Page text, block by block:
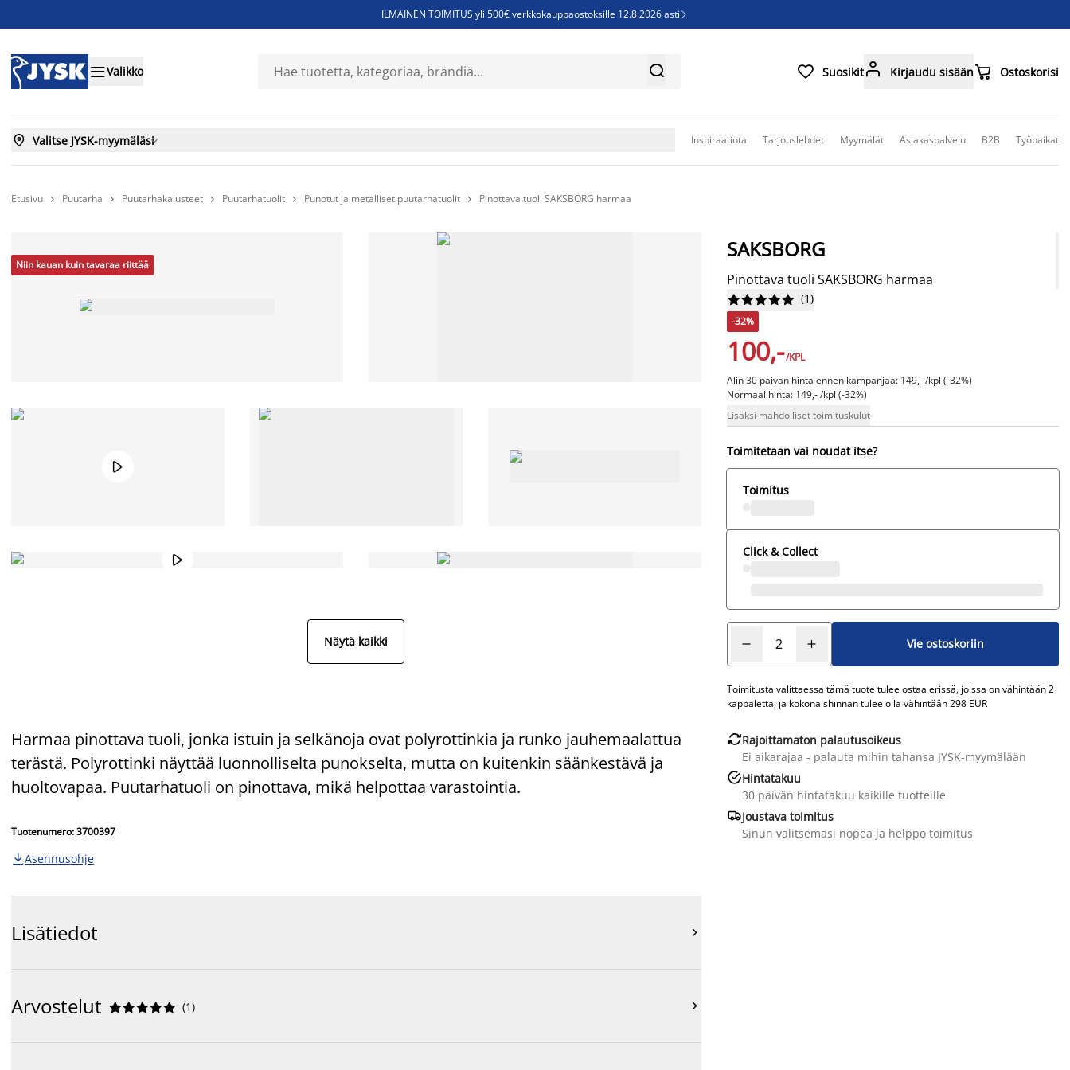
ILMAINEN TOIMITUS yli 500€ verkkokauppaostoksille 12.8.2026 asti 
Sijauspatjoja - Säästä jopa 60%
Valikko   Suosikit Kirjaudu sisään Ostoskorisi
 Valitse JYSK-myymäläsi Inspiraatiota Tarjouslehdet Myymälät Asiakaspalvelu B2B Työpaikat
Etusivu  Puutarha  Puutarhakalusteet  Puutarhatuolit  Punotut ja metalliset puutarhatuolit  Pinottava tuoli SAKSBORG harmaa
Niin kauan kuin tavaraa riittää


Näytä kaikki
Harmaa pinottava tuoli, jonka istuin ja selkänoja ovat polyrottinkia ja runko jauhemaalattua
terästä. Polyrottinki näyttää luonnolliselta punokselta, mutta on kuitenkin säänkestävä ja
huoltovapaa. Puutarhatuoli on pinottava, mikä helpottaa varastointia.
Tuotenumero: 3700397
 Asennusohje
Lisätiedot 
Arvostelut 




 (1) 
SAKSBORG
Pinottava tuoli SAKSBORG harmaa





 (1)
-32%
100,-/KPL
Alin 30 päivän hinta ennen kampanjaa: 149,- /kpl (-32%)
Normaalihinta: 149,- /kpl (-32%)
Lisäksi mahdolliset toimituskulut
Toimitetaan vai noudat itse?
Toimitus
Click & Collect
Vie ostoskoriin
Toimitusta valittaessa tämä tuote tulee ostaa erissä, joissa on vähintään 2
kappaletta, ja kokonaishinnan tulee olla vähintään 298 EUR
Rajoittamaton palautusoikeus
Ei aikarajaa - palauta mihin tahansa JYSK-myymälään
Hintatakuu
30 päivän hintatakuu kaikille tuotteille
Joustava toimitus
Sinun valitsemasi nopea ja helppo toimitus